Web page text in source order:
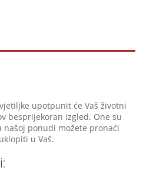
upotpunit će Vaš životni
besprijekoran izgled. One su
našoj ponudi možete pronaći
u Vaš.